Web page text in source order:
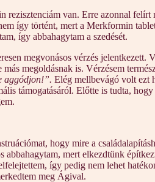
van. Erre azonnal
így történt, mert a Merkformin
így abbahagytam a szedését.
megvonásos vérzés
megoldásnak is. Vérzésem
aggódjon!”. Elég mellbevágó volt ezt
támogatásáról. Előtte is tudta,
hogy mire a
mert elkezdtünk
így pedig nem lehet
meg Ágival.